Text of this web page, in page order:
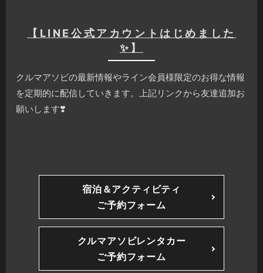
【LINE公式アカウントはじめました
✨】
クルマアソビの最新情報やライン会員様限定のお得な情報
を定期的に配信していきます。上記リンクから友達追加お
願いします❣️
宿泊＆アクティビティ
ご予約フォーム
クルマアソビレンタカー
ご予約フォーム